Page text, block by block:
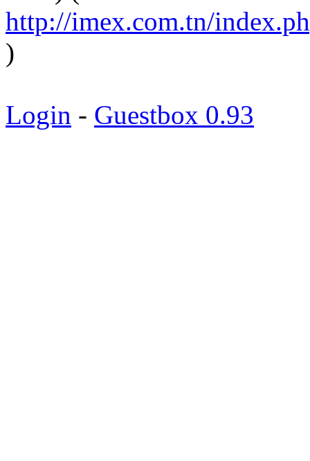
http://imex.com.tn/
)
Login - Guestbox 0.93